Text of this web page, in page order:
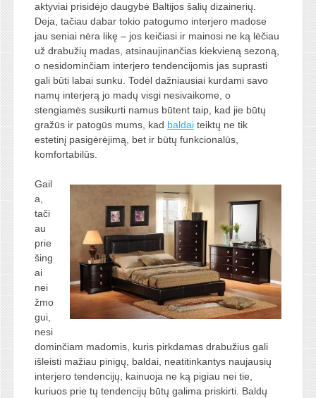
aktyviai prisidėjo daugybė Baltijos šalių dizainerių.
Deja, tačiau dabar tokio patogumo interjero madose
jau seniai nėra likę – jos keičiasi ir mainosi ne ką lėčiau
už drabužių madas, atsinaujinančias kiekvieną sezoną,
o nesidominčiam interjero tendencijomis jas suprasti
gali būti labai sunku. Todėl dažniausiai kurdami savo
namų interjerą jo madų visgi nesivaikome, o
stengiamės susikurti namus būtent taip, kad jie būtų
gražūs ir patogūs mums, kad baldaiteiktų ne tik
estetinį pasigėrėjimą, bet ir būtų funkcionalūs,
komfortabilūs.
Gail
a,
tači
au
prie
šing
ai
nei
žmo
gui,
nesi
dominčiam madomis, kuris pirkdamas drabužius gali
išleisti mažiau pinigų, baldai, neatitinkantys naujausių
interjero tendencijų, kainuoja ne ką pigiau nei tie,
kuriuos prie tų tendencijų būtų galima priskirti. Baldų